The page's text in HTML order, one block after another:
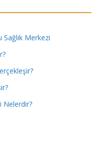
Merkezi
Nelerdir?